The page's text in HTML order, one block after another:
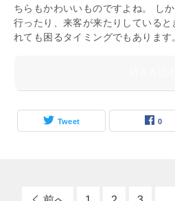
ちらもかわいいものですよね。 し
行ったり、来客が来たりしている
れても困るタイミングでもありま
Tweet 0